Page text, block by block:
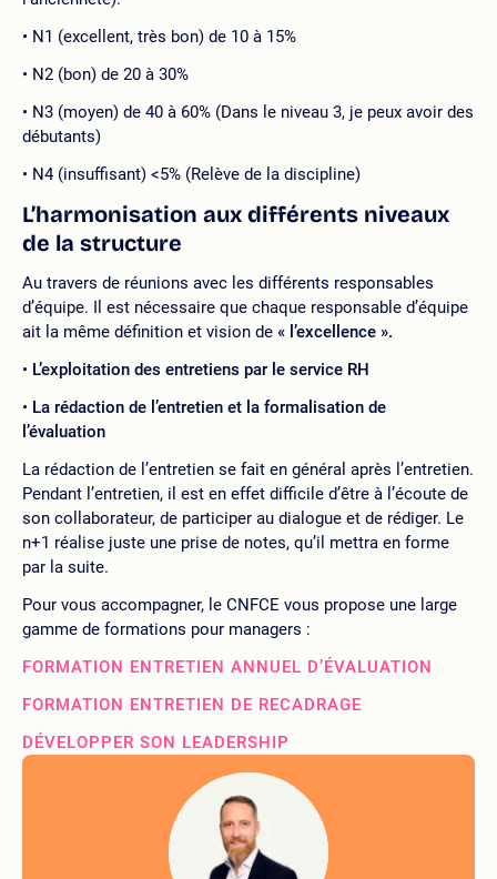
N1 (excellent, très bon) de 10 à 15%
N2 (bon) de 20 à 30%
N3 (moyen) de 40 à 60% (Dans le niveau 3, je peux avoir des
débutants)
N4 (insuffisant) <5% (Relève de la discipline)
L’harmonisation aux différents niveaux
de la structure
Au travers de réunions avec les différents responsables
d’équipe. Il est nécessaire que chaque responsable d’équipe
ait la même définition et vision de « l’excellence ».
L’exploitation des entretiens par le service RH
La rédaction de l’entretien et la formalisation de
l’évaluation
La rédaction de l’entretien se fait en général après l’entretien.
Pendant l’entretien, il est en effet difficile d’être à l’écoute de
son collaborateur, de participer au dialogue et de rédiger. Le
n+1 réalise juste une prise de notes, qu’il mettra en forme
par la suite.
Pour vous accompagner, le CNFCE vous propose une large
gamme de formations pour managers :
FORMATION ENTRETIEN ANNUEL D’ÉVALUATION
FORMATION ENTRETIEN DE RECADRAGE
DÉVELOPPER SON LEADERSHIP